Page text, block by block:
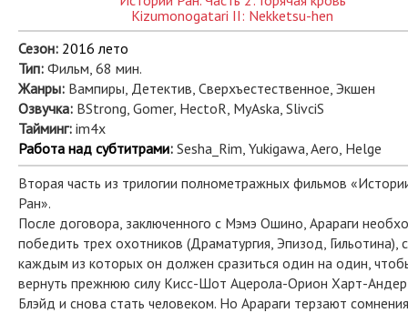
Kizumonogatari II: Nekketsu-hen
Сезон: 2016 лето
Тип: Фильм, 68 мин.
Жанры: Вампиры, Детектив, Сверхъестественное, Экшен
Озвучка: BStrong, Gomer, HectoR, MyAska, SlivciS
Тайминг: im4x
Работа над субтитрами: Sesha_Rim, Yukigawa, Aero, Helge
Вторая часть из трилогии полнометражных фильмов
Ран».
После договора, заключенного с Мэмэ Ошино, Арараги
победить трех охотников (Драматургия, Эпизод, Гильотина), с
каждым из которых он должен сразиться один на один,
вернуть прежнюю силу Кисс-Шот Ацерола-Орион Харт-
Блэйд и снова стать человеком. Но Арараги терзают